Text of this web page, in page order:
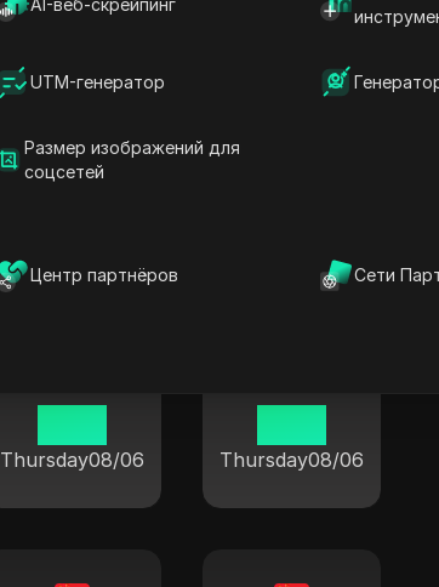
AI-веб-скрейпинг
UTM-генератор
Размер изображений для
соцсетей
Центр партнёров Сети
19:37
Thursday08/06 Thursday08/06